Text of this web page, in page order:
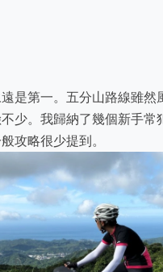
是第一。五分山路線雖然
少。我歸納了幾個新手常
攻略很少提到。